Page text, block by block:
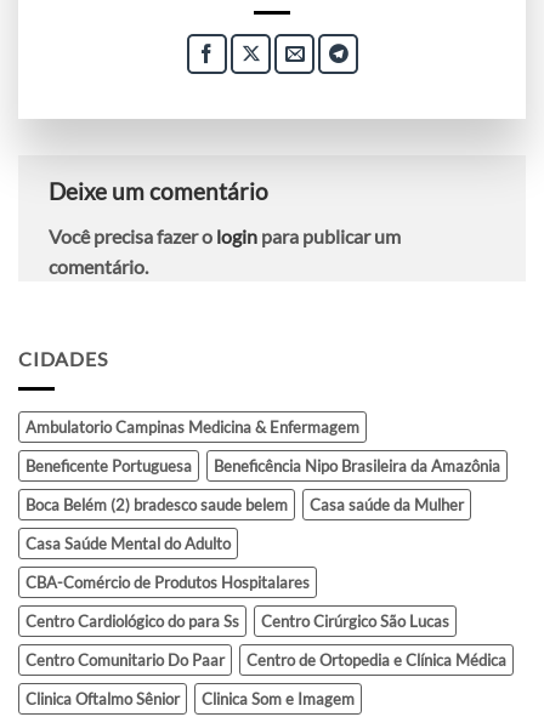
Deixe um comentário
Você precisa fazer o login para publicar um
comentário.
CIDADES
Ambulatorio Campinas Medicina & Enfermagem
Beneficente Portuguesa
Beneficência Nipo Brasileira da Amazônia
Boca Belém (2) bradesco saude belem
Casa saúde da Mulher
Casa Saúde Mental do Adulto
CBA-Comércio de Produtos Hospitalares
Centro Cardiológico do para Ss
Centro Cirúrgico São Lucas
Centro Comunitario Do Paar
Centro de Ortopedia e Clínica Médica
Clinica Oftalmo Sênior
Clinica Som e Imagem